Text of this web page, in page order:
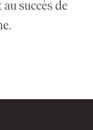
succès de